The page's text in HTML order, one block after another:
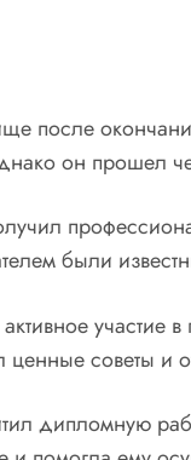
после
он прошел
были
участие
советы и
дипломную